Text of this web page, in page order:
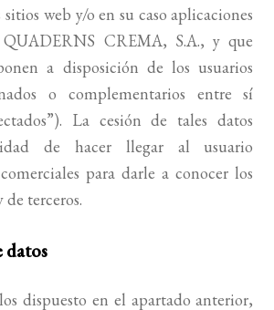
sitios web y/o en su caso aplicaciones
QUADERNS CREMA, S.A., y que
a disposición de los usuarios
o complementarios entre sí
La cesión de tales datos
de hacer llegar al usuario
para darle a conocer los
de terceros.
datos
dispuesto en el apartado anterior,